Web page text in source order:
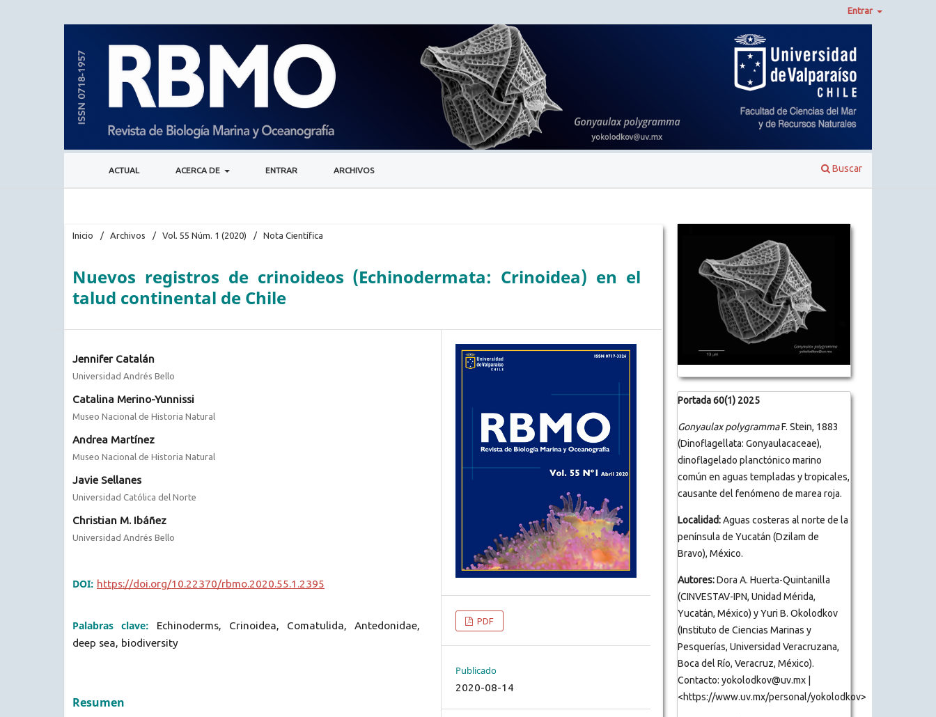
ACTUAL ACERCA DE ENTRAR ARCHIVOS Buscar
Entrar
Inicio / Archivos / Vol. 55 Núm. 1 (2020) / Nota Científica
Nuevos registros de crinoideos (Echinodermata: Crinoidea) en el
talud continental de Chile
Jennifer Catalán
Universidad Andrés Bello
Catalina Merino-Yunnissi
Museo Nacional de Historia Natural
Andrea Martínez
Museo Nacional de Historia Natural
Javie Sellanes
Universidad Católica del Norte
Christian M. Ibáñez
Universidad Andrés Bello
DOI: https://doi.org/10.22370/rbmo.2020.55.1.2395
Palabras clave:
Echinoderms, Crinoidea, Comatulida, Antedonidae,
deep sea, biodiversity
Resumen
PDF
Publicado
2020-08-14
Portada 60(1) 2025
Gonyaulax polygrammaF. Stein, 1883
(Dinoflagellata: Gonyaulacaceae),
dinoflagelado planctónico marino
común en aguas templadas y tropicales,
causante del fenómeno de marea roja.
Localidad:Aguas costeras al norte de la
península de Yucatán (Dzilam de
Bravo), México.
Autores:Dora A. Huerta-Quintanilla
(CINVESTAV-IPN, Unidad Mérida,
Yucatán, México) y Yuri B. Okolodkov
(Instituto de Ciencias Marinas y
Pesquerías, Universidad Veracruzana,
Boca del Río, Veracruz, México).
Contacto: yokolodkov@uv.mx |
<https://www.uv.mx/personal/yokolodkov>